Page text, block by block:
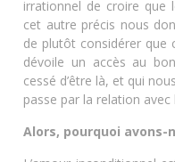
irrationnel de croire que
cet autre précis nous
de plutôt considérer que
dévoile un accès au
cessé d’être là, et qui
passe par la relation avec
Alors, pourquoi avons-